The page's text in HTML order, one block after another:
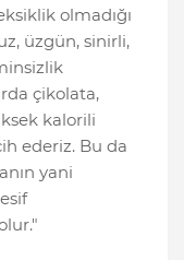
olmadığı
üzgün, sinirli,
çikolata,
kalorili
ederiz. Bu da
yani